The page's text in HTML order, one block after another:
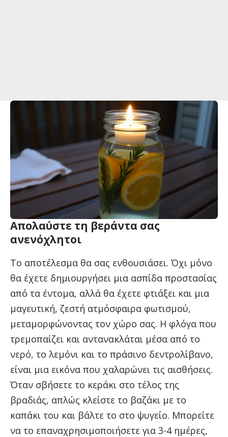
Απολαύστε τη βεράντα σας
ανενόχλητοι
Το αποτέλεσμα θα σας ενθουσιάσει. Όχι μόνο
θα έχετε δημιουργήσει μια ασπίδα προστασίας
από τα έντομα, αλλά θα έχετε φτιάξει και μια
μαγευτική, ζεστή ατμόσφαιρα φωτισμού,
μεταμορφώνοντας τον χώρο σας. Η φλόγα που
τρεμοπαίζει και αντανακλάται μέσα από το
νερό, το λεμόνι και το πράσινο δεντρολίβανο,
είναι μια εικόνα που χαλαρώνει τις αισθήσεις.
Όταν σβήσετε το κεράκι στο τέλος της
βραδιάς, απλώς κλείστε το βαζάκι με το
καπάκι του και βάλτε το στο ψυγείο. Μπορείτε
να το επαναχρησιμοποιήσετε για 3-4 ημέρες,